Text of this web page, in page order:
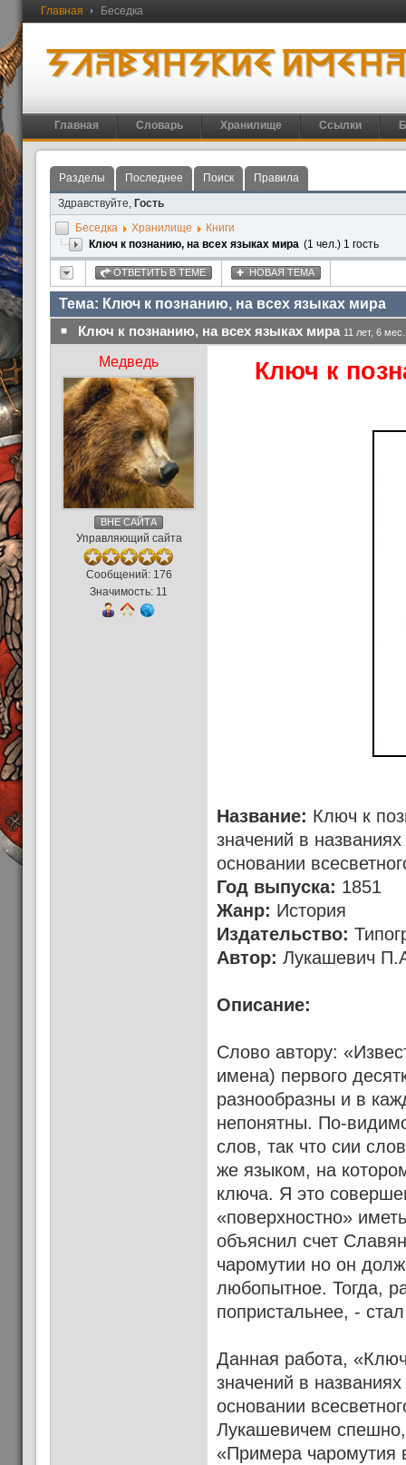
Главная Беседка
Главная Словарь Хранилище Ссылки
Разделы Последнее Поиск
Правила
Здравствуйте, Гость
Беседка
Хранилище
Книги
Ключ к познанию, на всех языках мира (1 чел.) 1 гость
ОТВЕТИТЬ В ТЕМЕ НОВАЯ ТЕМА
Тема: Ключ к познанию, на всех языках мира
Ключ к познанию, на всех языках мира 11 лет, 6
Медведь
ВНЕ САЙТА
Управляющий сайта
Сообщений: 176
Значимость: 11
Ключ к
Название: Ключ к
значений в
основании
Год выпуска: 1851
Жанр: История
Издательство:
Автор: Лукашевич
Описание:
Слово автору:
имена) первого
разнообразны и в
непонятны. По-
слов, так что сии
же языком, на
ключа. Я это
«поверхностно»
объяснил счет
чаромутии но он
любопытное. Тогда,
попристальнее, -
Данная работа,
значений в
основании
Лукашевичем спешно,
«Примера